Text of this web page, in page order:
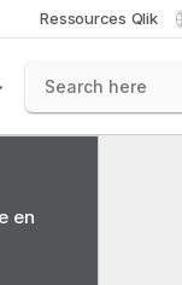
Ressources Qlik
en